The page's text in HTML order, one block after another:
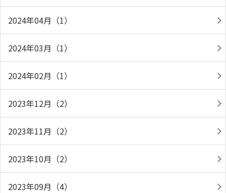
2024年04月（1）
2024年03月（1）
2024年02月（1）
2023年12月（2）
2023年11月（2）
2023年10月（2）
2023年09月（4）